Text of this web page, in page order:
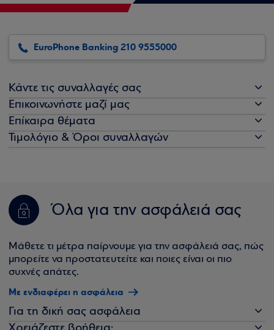
EuroPhone Banking 210 9555000
Κάντε τις συναλλαγές σας
Επικοινωνήστε μαζί μας
Επίκαιρα θέματα
Τιμολόγιο & Όροι συναλλαγών
Όλα για την ασφάλειά σας
Μάθετε τι μέτρα παίρνουμε για την ασφάλειά σας, πώς
μπορείτε να προστατευτείτε και ποιες είναι οι πιο
συχνές απάτες.
Με ενδιαφέρει η ασφάλεια
Για τη δική σας ασφάλεια